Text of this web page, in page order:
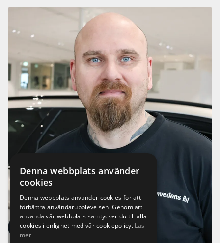
Denna webbplats använder
cookies
Denna webbplats använder cookies för att
förbättra användarupplevelsen. Genom att
använda vår webbplats samtycker du till alla
cookies i enlighet med vår cookiepolicy. Läs
mer